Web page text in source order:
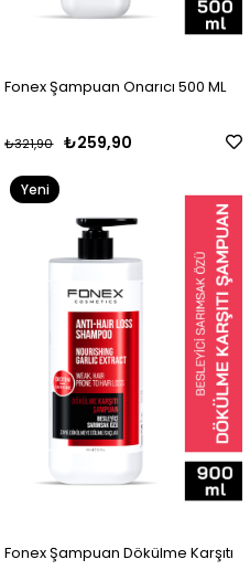
Fonex Şampuan Onarıcı 500 ML
₺259,90
₺321,90
Fonex Şampuan Dökülme Karşıtı
Yeni